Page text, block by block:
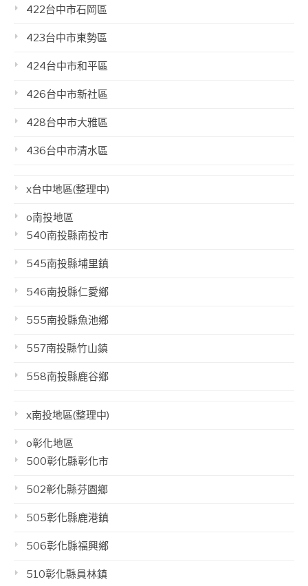
422台中市石岡區
423台中市東勢區
424台中市和平區
426台中市新社區
428台中市大雅區
436台中市清水區
x台中地區(整理中)
o南投地區
540南投縣南投市
545南投縣埔里鎮
546南投縣仁愛鄉
555南投縣魚池鄉
557南投縣竹山鎮
558南投縣鹿谷鄉
x南投地區(整理中)
o彰化地區
500彰化縣彰化市
502彰化縣芬園鄉
505彰化縣鹿港鎮
506彰化縣福興鄉
510彰化縣員林鎮